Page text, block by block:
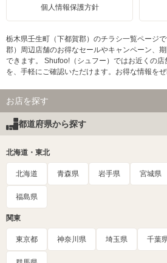
個人情報保護方針
栃木県壬生町（下都賀郡）のチラシ一覧ページ
郡）周辺店舗のお得なセールやキャンペーン、
できます。 Shufoo!（シュフー）ではお近くの
を、手軽にご確認いただけます。お得な情報をぜ
お店を探す
都道府県から探す
北海道・東北
北海道 青森県 岩手県 宮城県
福島県
関東
東京都 神奈川県 埼玉県 千葉